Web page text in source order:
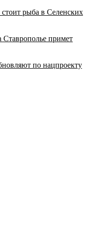
стоит рыба в Селенских
примет
по нацпроекту